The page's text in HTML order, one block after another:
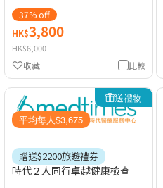
37% off
HK$3,800
HK$6,000
比較
收藏
送禮物
平均每人$3,675
贈送$2200旅遊禮券
時代２人同行卓越健康檢查